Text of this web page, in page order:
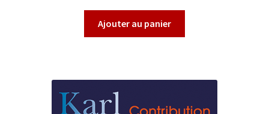
Ajouter au panier